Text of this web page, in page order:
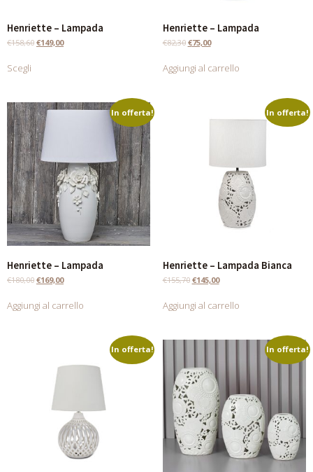
Henriette – Lampada
€158,60 €149,00
Scegli
Henriette – Lampada
€82,30 €75,00
Aggiungi al carrello
In offerta!
Henriette – Lampada
€180,00 €169,00
Aggiungi al carrello
In offerta!
Henriette – Lampada Bianca
€155,70 €145,00
Aggiungi al carrello
In offerta! In offerta!